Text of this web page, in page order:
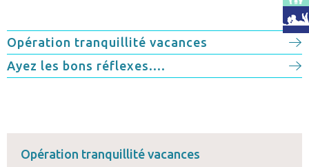
Opération tranquillité vacances
Ayez les bons réflexes....
Opération tranquillité vacances